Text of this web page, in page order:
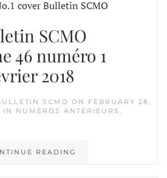
SCMO
46 numéro 1
2018
SCMO ON FEBRUARY 28,
IN NUMÉROS ANTÉRIEURS .
READING